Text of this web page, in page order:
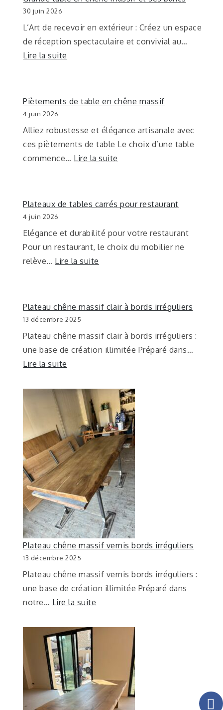
30 juin 2026
L’Art de recevoir en extérieur : Créez un espace
de réception spectaculaire et convivial au…
Lire la suite
Piètements de table en chêne massif
4 juin 2026
Alliez robustesse et élégance artisanale avec
ces piètements de table Le choix d’une table
commence… Lire la suite
Plateaux de tables carrés pour restaurant
4 juin 2026
Elégance et durabilité pour votre restaurant
Pour un restaurant, le choix du mobilier ne
relève… Lire la suite
Plateau chêne massif clair à bords irréguliers
13 décembre 2025
Plateau chêne massif clair à bords irréguliers :
une base de création illimitée Préparé dans…
Lire la suite
Plateau chêne massif vernis bords irréguliers
13 décembre 2025
Plateau chêne massif vernis bords irréguliers :
une base de création illimitée Préparé dans
notre… Lire la suite